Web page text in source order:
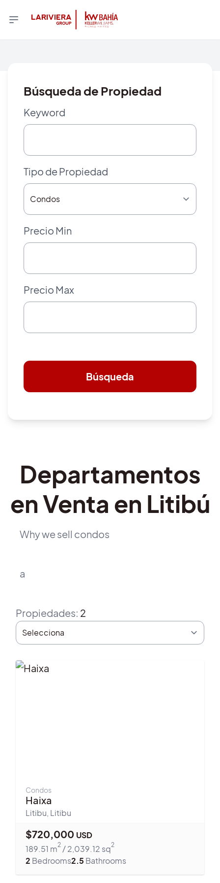
Búsqueda de Propiedad
Keyword
Tipo de Propiedad
Precio Min
Precio Max
Búsqueda
Departamentos
en Venta en Litibú
Why we sell condos
a
Propiedades: 2
Condos
Haixa
Litibu, Litibu
$720,000 USD
189.51 m2 /2,039.12 sq2
2 Bedrooms2.5 Bathrooms